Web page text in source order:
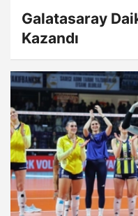
Galatasaray
Kazandı